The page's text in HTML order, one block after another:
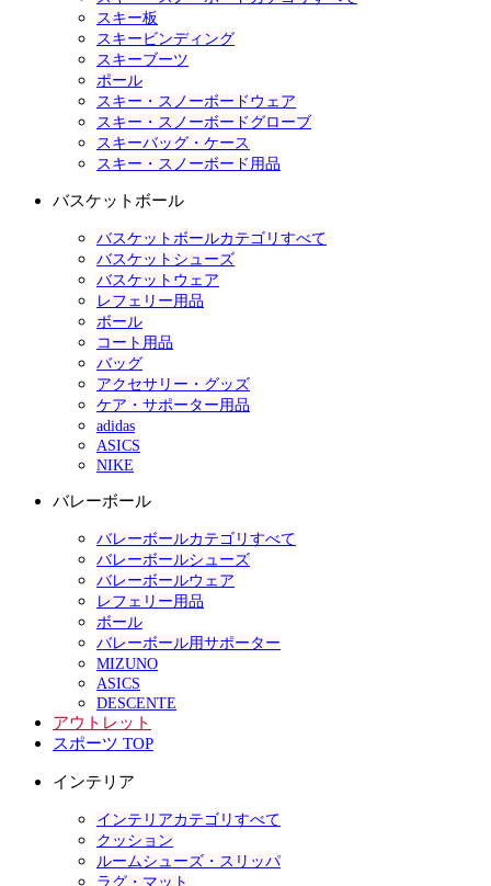
スキー板
スキービンディング
スキーブーツ
ポール
スキー・スノーボードウェア
スキー・スノーボードグローブ
スキーバッグ・ケース
スキー・スノーボード用品
バスケットボール
バスケットボールカテゴリすべて
バスケットシューズ
バスケットウェア
レフェリー用品
ボール
コート用品
バッグ
アクセサリー・グッズ
ケア・サポーター用品
adidas
ASICS
NIKE
バレーボール
バレーボールカテゴリすべて
バレーボールシューズ
バレーボールウェア
レフェリー用品
ボール
バレーボール用サポーター
MIZUNO
ASICS
DESCENTE
アウトレット
スポーツ TOP
インテリア
インテリアカテゴリすべて
クッション
ルームシューズ・スリッパ
ラグ・マット